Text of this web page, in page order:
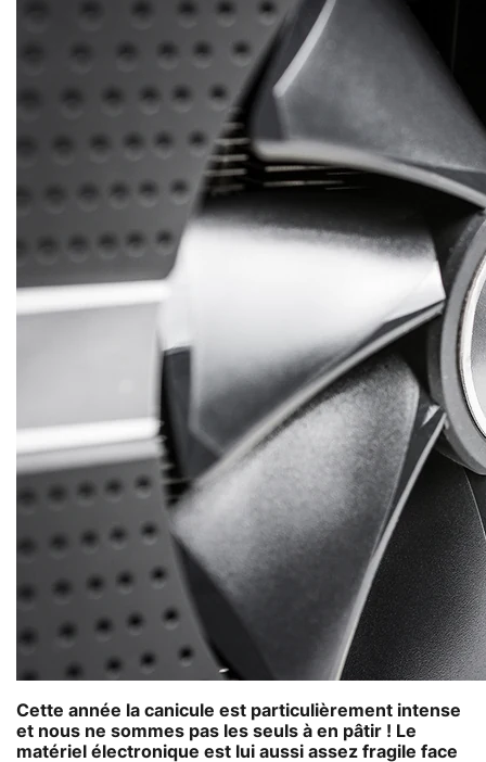
Cette année la canicule est particulièrement intense
et nous ne sommes pas les seuls à en pâtir ! Le
matériel électronique est lui aussi assez fragile face